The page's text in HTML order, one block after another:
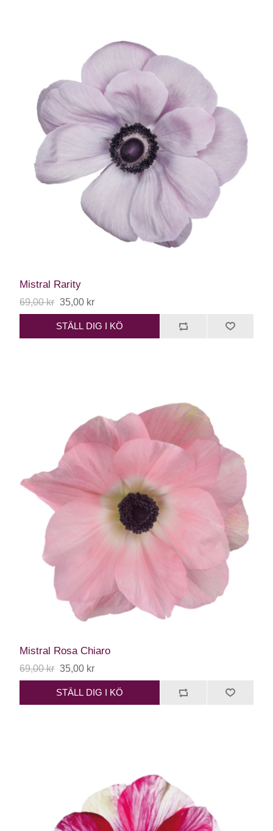
Mistral Rarity
69,00 kr 35,00 kr
STÄLL DIG I KÖ
Mistral Rosa Chiaro
69,00 kr 35,00 kr
STÄLL DIG I KÖ